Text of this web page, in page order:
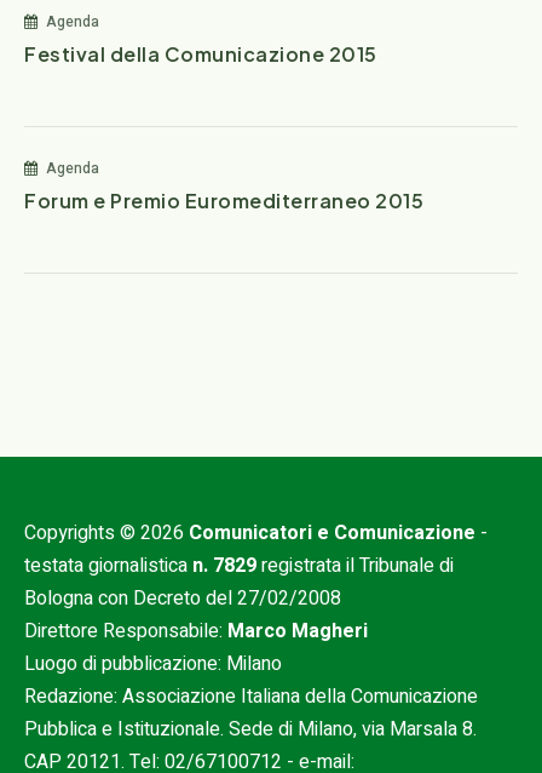
Agenda
Festival della Comunicazione 2015
Agenda
Forum e Premio Euromediterraneo 2015
Copyrights © 2026 Comunicatori e Comunicazione -
testata giornalistica n. 7829registrata il Tribunale di
Bologna con Decreto del 27/02/2008
Direttore Responsabile: Marco Magheri
Luogo di pubblicazione: Milano
Redazione: Associazione Italiana della Comunicazione
Pubblica e Istituzionale. Sede di Milano, via Marsala 8.
CAP 20121. Tel: 02/67100712 - e-mail: